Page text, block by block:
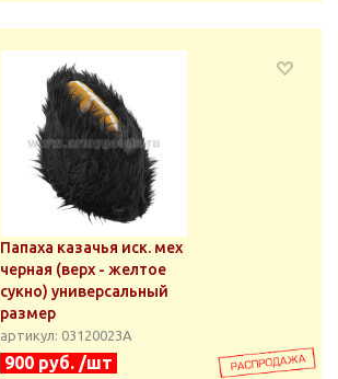
Папаха казачья иск. мех
черная (верх - желтое
сукно) универсальный
размер
артикул: 03120023А
900 руб. /шт